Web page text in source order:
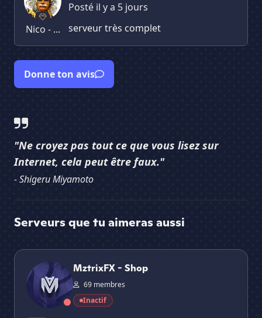
Nico - ...
Posté il y a 5 jours
serveur très complet
Donne ton avis
"Ne croyez pas tout ce que vous lisez sur
Internet, cela peut être faux."
- Shigeru Miyamoto
Serveurs que tu aimeras aussi
MztrixFX - Shop
MztrixFX - Shop
69 membres
Inactif